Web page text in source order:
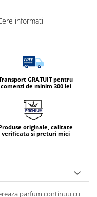
informatii
GRATUIT pentru
comenzi de minim 300 lei
originale, calitate
verificata si preturi mici
parfum continuu cu